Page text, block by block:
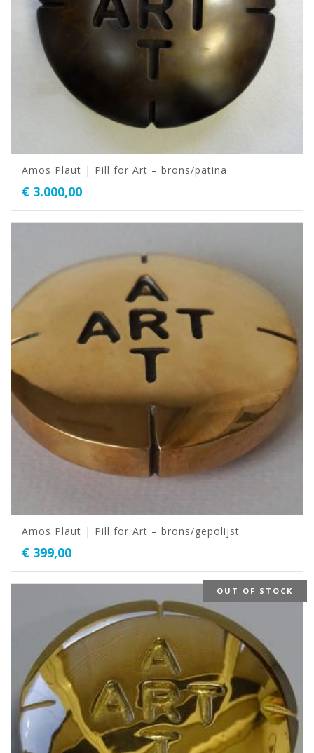
Amos Plaut | Pill for Art – brons/patina
€ 3.000,00
Amos Plaut | Pill for Art – brons/gepolijst
€ 399,00
OUT OF STOCK